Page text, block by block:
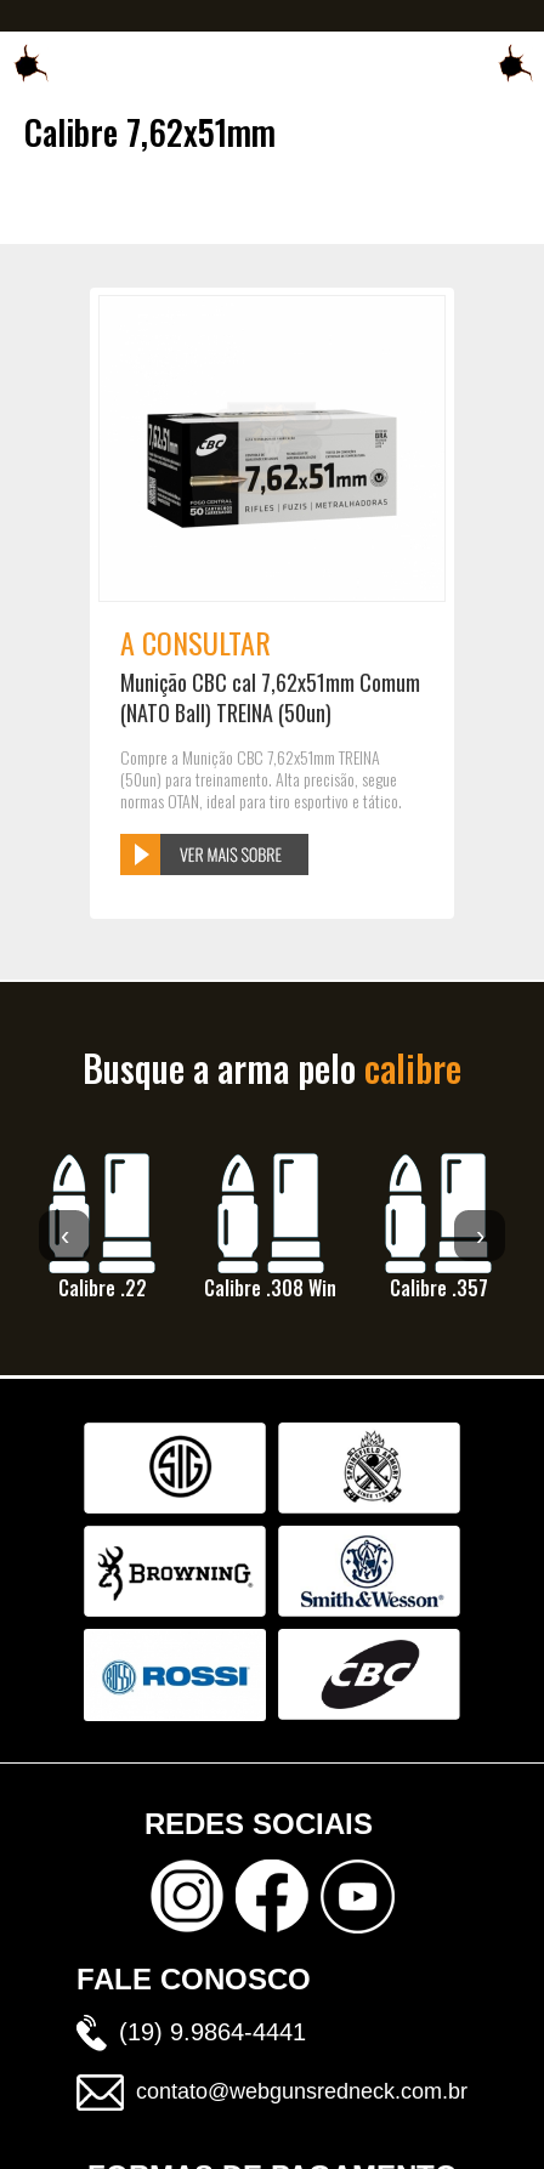
Calibre 7,62x51mm
A CONSULTAR
Munição CBC cal 7,62x51mm Comum
(NATO Ball) TREINA (50un)
Compre a Munição CBC 7,62x51mm TREINA
(50un) para treinamento. Alta precisão, segue
normas OTAN, ideal para tiro esportivo e tático.
Busque a arma pelo calibre
‹
Calibre .22 Calibre .308 Win Calibre .357
›
REDES SOCIAIS
FALE CONOSCO
(19) 9.9864-4441
contato@webgunsredneck.com.br